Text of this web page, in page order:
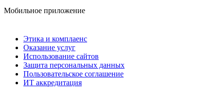
Мобильное приложение
Этика и комплаенс
Оказание услуг
Использование сайтов
Защита персональных данных
Пользовательское соглашение
ИТ аккредитация